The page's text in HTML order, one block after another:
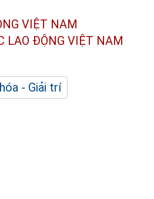
VIỆT NAM
LAO ĐỘNG VIỆT NAM
- Giải trí